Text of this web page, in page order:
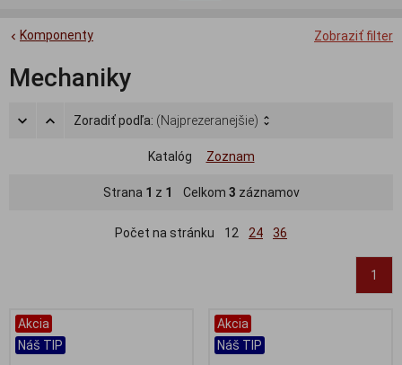
Zobraziť filter
Komponenty
Mechaniky
Zoradiť podľa: (Najprezeranejšie)
Katalóg Zoznam
Strana 1 z 1 Celkom 3 záznamov
Počet na stránku 12 24 36
1
Akcia
Náš TIP
Akcia
Náš TIP